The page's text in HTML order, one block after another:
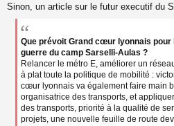
Sinon, un article sur le futur executif du
Que prévoit Grand cœur lyonnais pour
guerre du camp Sarselli-Aulas ?
Relancer le métro E, améliorer un
à plat toute la politique de mobilité :
cœur lyonnais va également faire main
organisatrice des transports, et
des transports, priorité à la qualité de
projets, une nouvelle feuille de route